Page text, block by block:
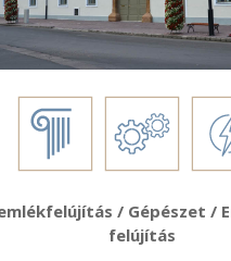
/ Gépészet /
felújítás